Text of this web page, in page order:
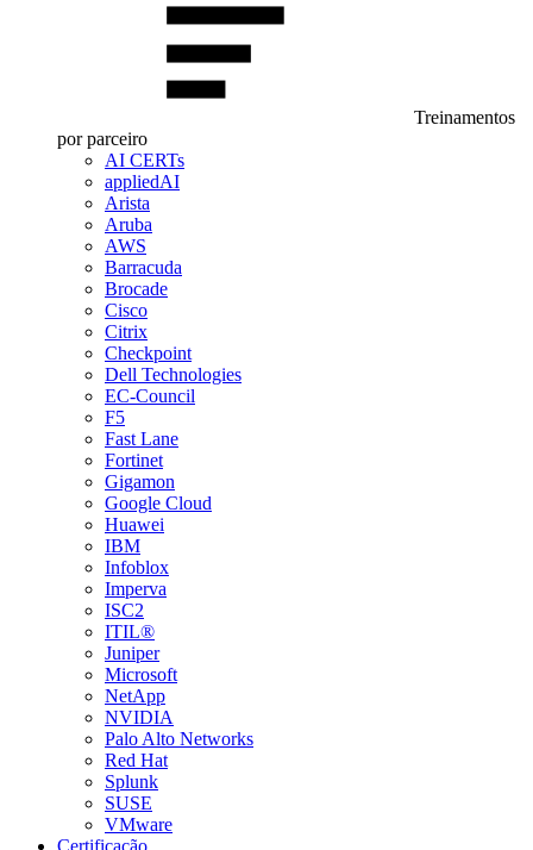
Treinamentos
por parceiro
AI CERTs
appliedAI
Arista
Aruba
AWS
Barracuda
Brocade
Cisco
Citrix
Checkpoint
Dell Technologies
EC-Council
F5
Fast Lane
Fortinet
Gigamon
Google Cloud
Huawei
IBM
Infoblox
Imperva
ISC2
ITIL®
Juniper
Microsoft
NetApp
NVIDIA
Palo Alto Networks
Red Hat
Splunk
SUSE
VMware
Certificação